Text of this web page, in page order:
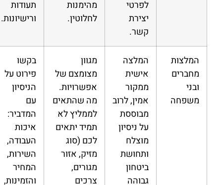
לפרטי
יצירת
קשר.
מהימנות
לחלוטין.
תעודות
ורישיונות.
המלצות
מחברים
ובני
משפחה
המלצה
אישית
ממקור
אמין, לרוב
מבוססת
על ניסיון
מוצלח
ותחושת
ביטחון
גבוהה
מגוון
מצומצם של
אפשרויות.
מה שהתאים
לממליץ לא
תמיד יתאים
לכם (סוג
מזיק, אזור
מגורים,
צרכים
בקשו
פירוט על
הניסיון
עם
המדביר:
איכות
העבודה,
השירות,
המחיר
והזמינות,